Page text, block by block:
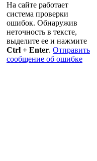
На сайте работает
система проверки
ошибок. Обнаружив
неточность в тексте,
выделите ее и нажмите
Ctrl + Enter. Отправить
сообщение об ошибке